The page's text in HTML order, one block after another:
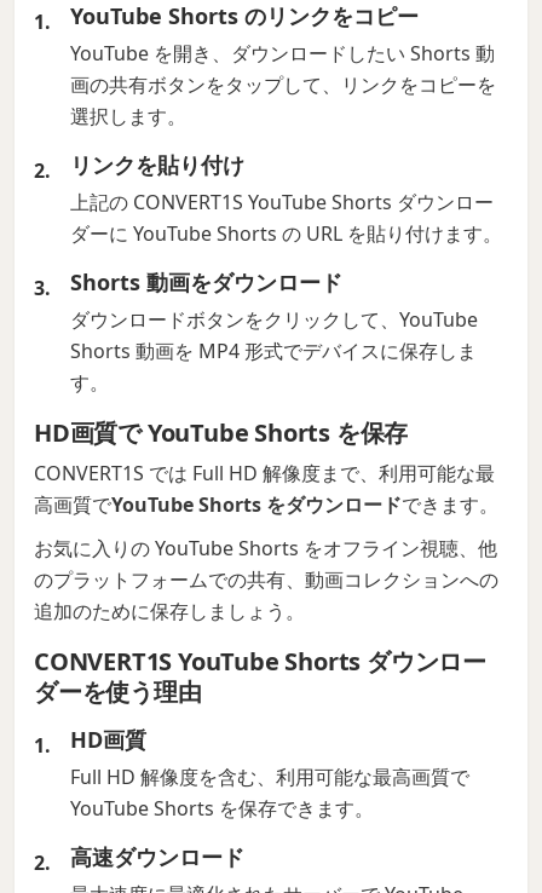
YouTube Shorts のリンクをコピー
YouTube を開き、ダウンロードしたい Shorts 動
画の共有ボタンをタップして、リンクをコピーを
選択します。
リンクを貼り付け
上記の CONVERT1S YouTube Shorts ダウンロー
ダーに YouTube Shorts の URL を貼り付けます。
Shorts 動画をダウンロード
ダウンロードボタンをクリックして、YouTube
Shorts 動画を MP4 形式でデバイスに保存しま
す。
HD画質で YouTube Shorts を保存
CONVERT1S では Full HD 解像度まで、利用可能な最
高画質でYouTube Shorts をダウンロードできます。
お気に入りの YouTube Shorts をオフライン視聴、他
のプラットフォームでの共有、動画コレクションへの
追加のために保存しましょう。
CONVERT1S YouTube Shorts ダウンロー
ダーを使う理由
HD画質
Full HD 解像度を含む、利用可能な最高画質で
YouTube Shorts を保存できます。
高速ダウンロード